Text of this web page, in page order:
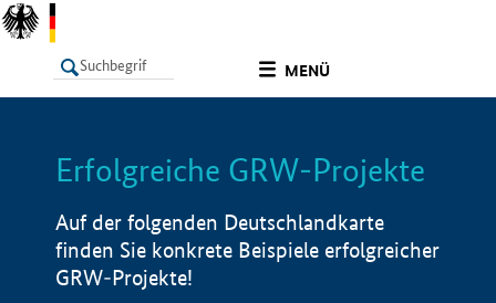
MENÜ
LISTE Info
Erfolgreiche GRW-Projekte
Auf der folgenden Deutschlandkarte
finden Sie konkrete Beispiele erfolgreicher
GRW-Projekte!